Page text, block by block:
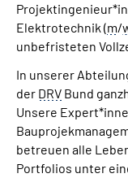
Elektrotechnik (m/
unbefristeten
In unserer
der DRV Bund
Unsere
betreuen alle
Portfolios unter